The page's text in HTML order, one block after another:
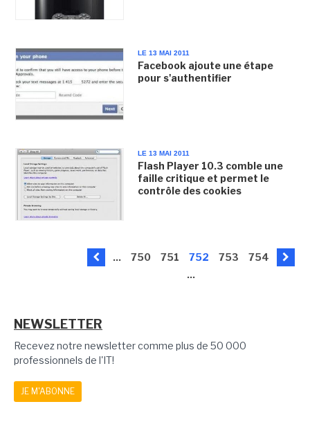
LE 13 MAI 2011
Facebook ajoute une étape
pour s'authentifier
LE 13 MAI 2011
Flash Player 10.3 comble une
faille critique et permet le
contrôle des cookies
... 750 751 752 753
754
...
NEWSLETTER
Recevez notre newsletter comme plus de 50 000
professionnels de l'IT!
JE M'ABONNE